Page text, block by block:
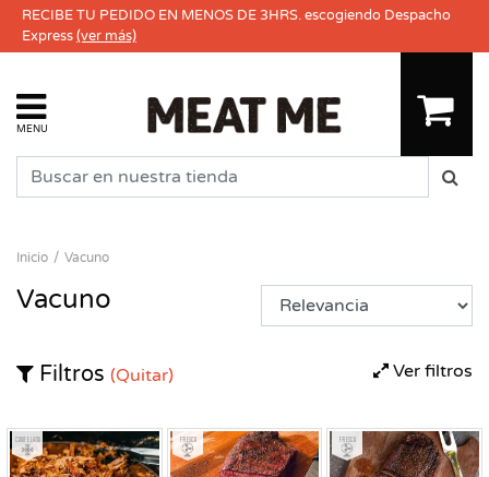
RECIBE TU PEDIDO EN MENOS DE 3HRS. escogiendo Despacho
Express(ver más)
MENU
Inicio Vacuno
Vacuno
Ver filtros
Filtros (Quitar)
Congelado Fresco Fresco